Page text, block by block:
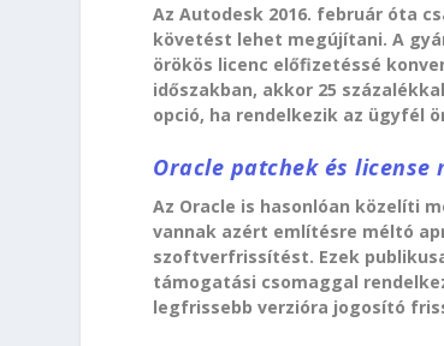
Az Autodesk 2016. február óta
követést lehet megújítani. A
örökös licenc előfizetéssé
időszakban, akkor 25
opció, ha rendelkezik az ügyfél
Oracle patchek és license
Az Oracle is hasonlóan közelíti
vannak azért említésre méltó
szoftverfrissítést. Ezek
támogatási csomaggal
legfrissebb verzióra jogosító